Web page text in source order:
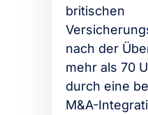
britischen
nach der
mehr als 70
durch eine
M&A-